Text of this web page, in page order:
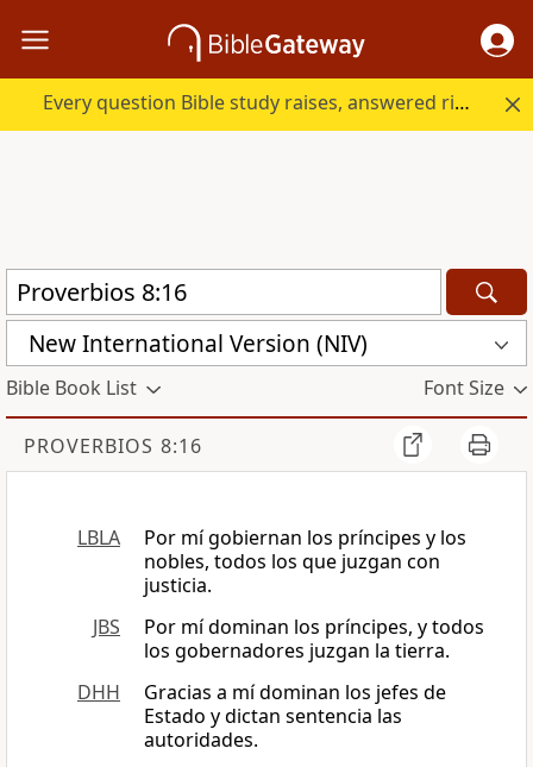
Every question Bible study raises, answered right here.
New International Version (NIV)
Bible Book List Font Size
PROVERBIOS 8:16
LBLA
Por mí gobiernan los príncipes y los
nobles, todos los que juzgan con
justicia.
JBS
Por mí dominan los príncipes, y todos
los gobernadores juzgan la tierra.
DHH
Gracias a mí dominan los jefes de
Estado y dictan sentencia las
autoridades.